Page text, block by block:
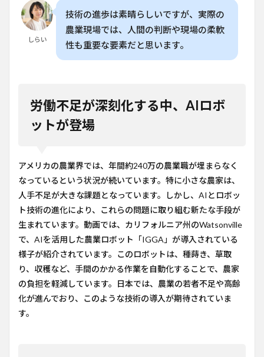
しらい
技術の進歩は素晴らしいですが、実際の
農業現場では、人間の判断や現場の柔軟
性も重要な要素だと思います。
労働不足が深刻化する中、AIロボ
ットが登場
アメリカの農業界では、年間約240万の農業職が埋まらなく
なっているという状況が続いています。特に小さな農家は、
人手不足が大きな課題となっています。しかし、AIとロボッ
ト技術の進化により、これらの問題に取り組む新たな手段が
生まれています。動画では、カリフォルニア州のWatsonville
で、AIを活用した農業ロボット「IGGA」が導入されている
様子が紹介されています。このロボットは、種蒔き、草取
り、収穫など、手間のかかる作業を自動化することで、農家
の負担を軽減しています。日本では、農業の若者不足や高齢
化が進んでおり、このような技術の導入が期待されていま
す。